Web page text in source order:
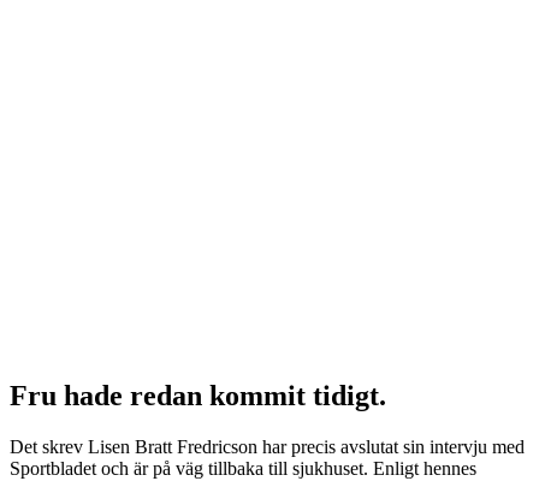
Fru hade redan kommit tidigt.
Det skrev Lisen Bratt Fredricson har precis avslutat sin intervju med
Sportbladet och är på väg tillbaka till sjukhuset. Enligt hennes